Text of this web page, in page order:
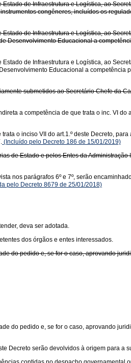
de Infraestrutura e Logística, ao
congêneres, incluídos os
de Infraestrutura e Logística, ao
Desenvolvimento Educacional a
de Infraestrutura e Logística, ao
Educacional a
submetidos ao Secretário Chefe da
a competência de que trata o inc. VI
o inciso VII do art.1.º deste Decreto,
(Incluído pelo Decreto 186 de 15/01/2019)
de Estado e pelos Entes da
nos parágrafos 6º e 7º, serão
pelo Decreto 8679 de 25/01/2018)
deva ser adotada.
dos órgãos e entes interessados.
do pedido e, se for o caso, aprovando
do pedido e, se for o caso, aprovando
Decreto serão devolvidos à origem para a